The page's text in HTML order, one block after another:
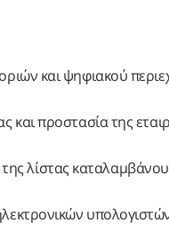
και ψηφιακού
και προστασία της
της λίστας